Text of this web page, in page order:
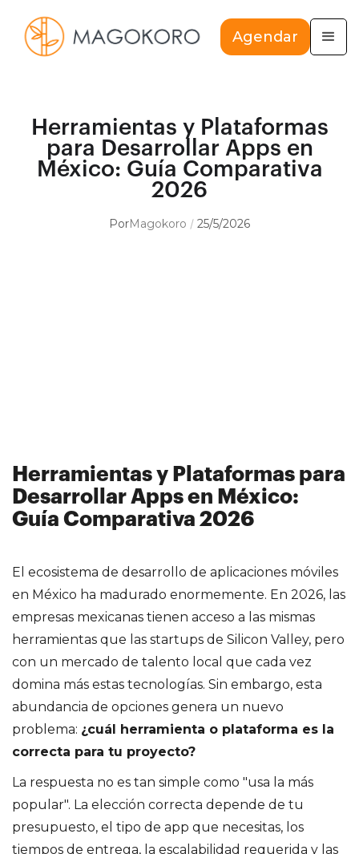
Agendar
Herramientas y Plataformas
para Desarrollar Apps en
México: Guía Comparativa
2026
PorMagokoro 25/5/2026
Herramientas y Plataformas para
Desarrollar Apps en México:
Guía Comparativa 2026
El ecosistema de desarrollo de aplicaciones móviles
en México ha madurado enormemente. En 2026, las
empresas mexicanas tienen acceso a las mismas
herramientas que las startups de Silicon Valley, pero
con un mercado de talento local que cada vez
domina más estas tecnologías. Sin embargo, esta
abundancia de opciones genera un nuevo
problema: ¿cuál herramienta o plataforma es la
correcta para tu proyecto?
La respuesta no es tan simple como "usa la más
popular". La elección correcta depende de tu
presupuesto, el tipo de app que necesitas, los
tiempos de entrega, la escalabilidad requerida y las